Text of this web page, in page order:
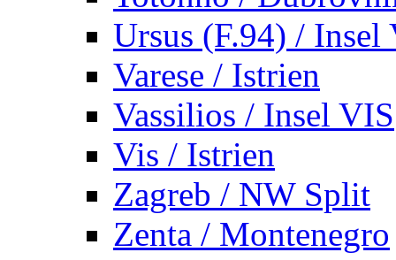
Ursus (F.94) / Insel
Varese / Istrien
Vassilios / Insel VIS
Vis / Istrien
Zagreb / NW Split
Zenta / Montenegro